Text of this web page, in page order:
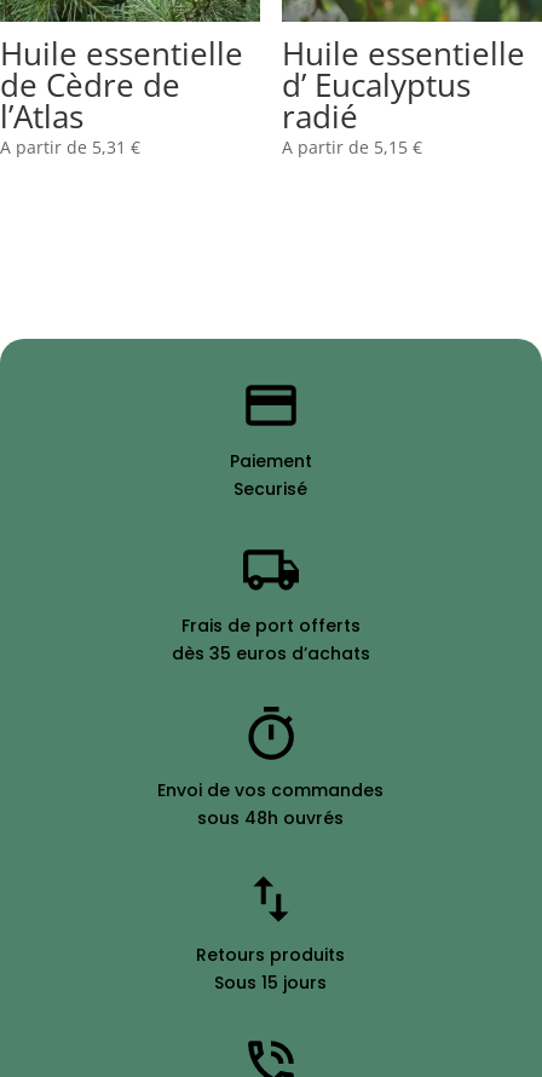
Huile essentielle
de Cèdre de
l’Atlas
A partir de 5,31 €
Huile essentielle
d’ Eucalyptus
radié
A partir de 5,15 €
Paiement
Securisé
Frais de port offerts
dès 35 euros d’achats
Envoi de vos commandes
sous 48h ouvrés
Retours produits
Sous 15 jours